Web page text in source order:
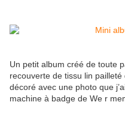
Un petit album créé de toute
recouverte de tissu lin
décoré avec une photo que
machine à badge de We r